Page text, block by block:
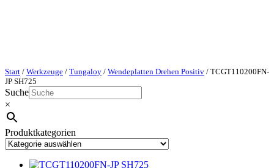
Start / Werkzeuge / Tungaloy / Wendeplatten Drehen Positiv / TCGT110200FN-
JP SH725
Suche
×
Produktkategorien